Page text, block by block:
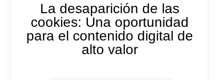
La desaparición de las
cookies: Una oportunidad
para el contenido digital de
alto valor